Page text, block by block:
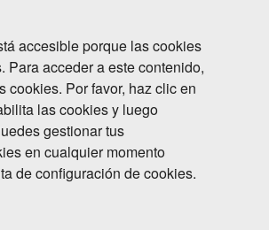
accesible porque las cookies
Para acceder a este contenido,
cookies. Por favor, haz clic en
las cookies y luego
gestionar tus
en cualquier momento
de configuración de cookies.